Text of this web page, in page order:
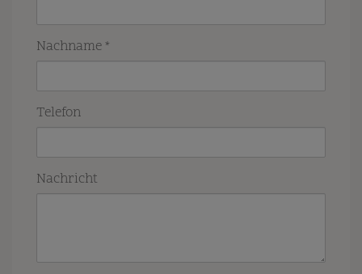
Nachname
Telefon
Nachricht